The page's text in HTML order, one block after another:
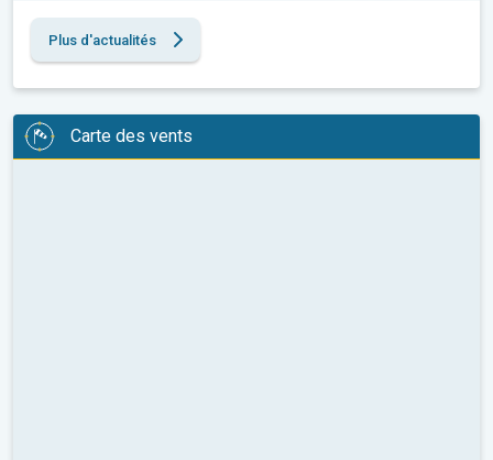
Plus d'actualités
Carte des vents